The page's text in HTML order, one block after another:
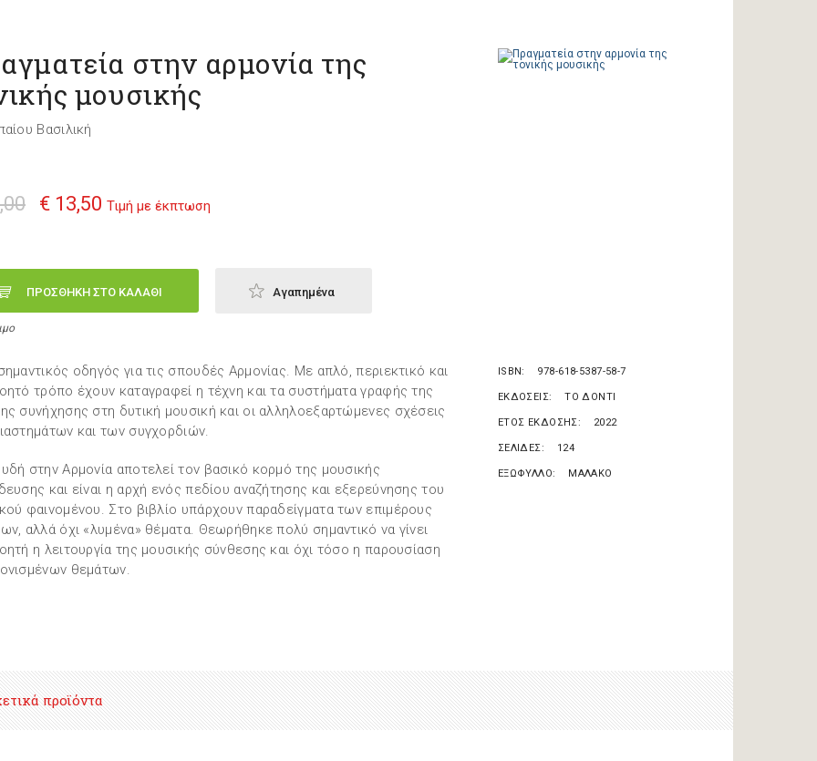
στην αρμονία της
μουσικής
Βασιλική
€ 13,50 Τιμή με έκπτωση
ΠΡΟΣΘΗΚΗ ΣΤΟ ΚΑΛΑΘΙ Αγαπημένα
οδηγός για τις σπουδές Αρμονίας. Με απλό, περιεκτικό και
τρόπο έχουν καταγραφεί η τέχνη και τα συστήματα γραφής της
συνήχησης στη δυτική μουσική και οι αλληλοεξαρτώμενες σχέσεις
και των συγχορδιών.
στην Αρμονία αποτελεί τον βασικό κορμό της μουσικής
και είναι η αρχή ενός πεδίου αναζήτησης και εξερεύνησης του
φαινομένου. Στο βιβλίο υπάρχουν παραδείγματα των επιμέρους
αλλά όχι «λυμένα» θέματα. Θεωρήθηκε πολύ σημαντικό να γίνει
η λειτουργία της μουσικής σύνθεσης και όχι τόσο η παρουσίαση
θεμάτων.
ISBN 978-618-5387-58-7
ΕΚΔΟΣΕΙΣ ΤΟ ΔΟΝΤΙ
ΕΤΟΣ ΕΚΔΟΣΗΣ 2022
ΣΕΛΙΔΕΣ 124
ΕΞΩΦΥΛΛΟ ΜΑΛΑΚΟ
προϊόντα